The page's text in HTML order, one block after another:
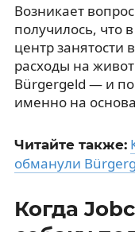
Возникает
получилось, что
центр занятости
расходы на
Bürgergeld — и
именно на
Читайте также:
обманули
Когда